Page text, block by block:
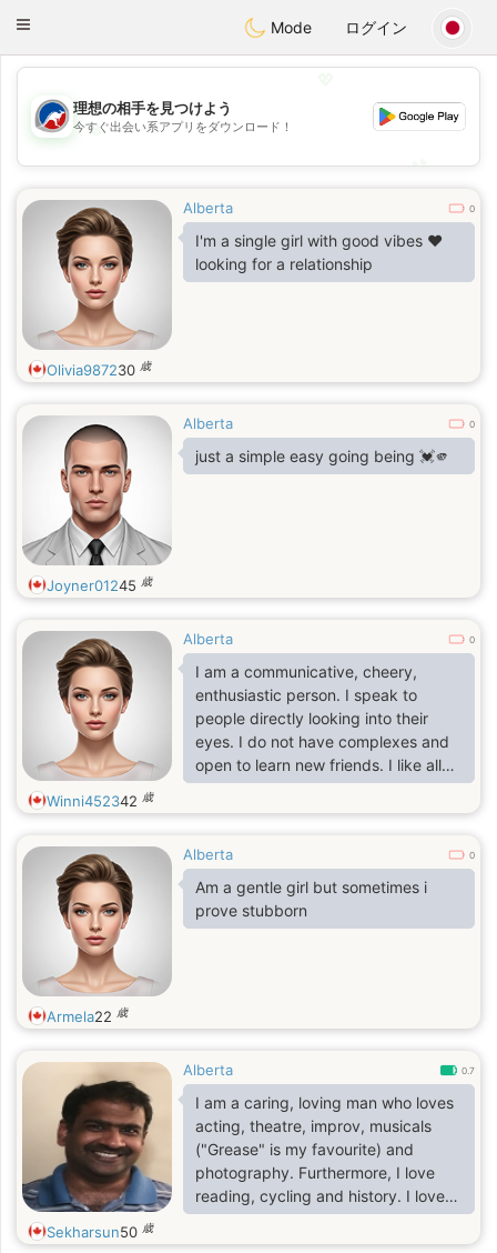
AustraliaChat
Toggle
Mode ログイン
💖
💕
理想の相手を見つけよう
今すぐ出会い系アプリをダウンロード！
Alberta 0
I'm a single girl with good vibes ❤️
looking for a relationship
Olivia987230 歳
Alberta 0
just a simple easy going being 💓🫵
Joyner01245 歳
Alberta 0
I am a communicative, cheery,
enthusiastic person. I speak to
people directly looking into their
eyes. I do not have complexes and
open to learn new friends. I like all
bright and loud things. I like to hang
with my friends around, to have fun,
worker and I like my job. But there is
also a romantic side in me. I have
dreams about love. I dream that
there is a man, who is looking for me
Winni452342 歳
Alberta 0
Am a gentle girl but sometimes i
prove stubborn
Armela22 歳
Alberta 0.7
I am a caring, loving man who loves
acting, theatre, improv, musicals
("Grease" is my favourite) and
photography. Furthermore, I love
reading, cycling and history. I love
exploring new places and making
new friends. Family is very important
Sekharsun50 歳